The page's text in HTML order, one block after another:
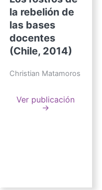
la rebelión de
las bases
docentes
(Chile, 2014)
Christian Matamoros
Ver publicación
→